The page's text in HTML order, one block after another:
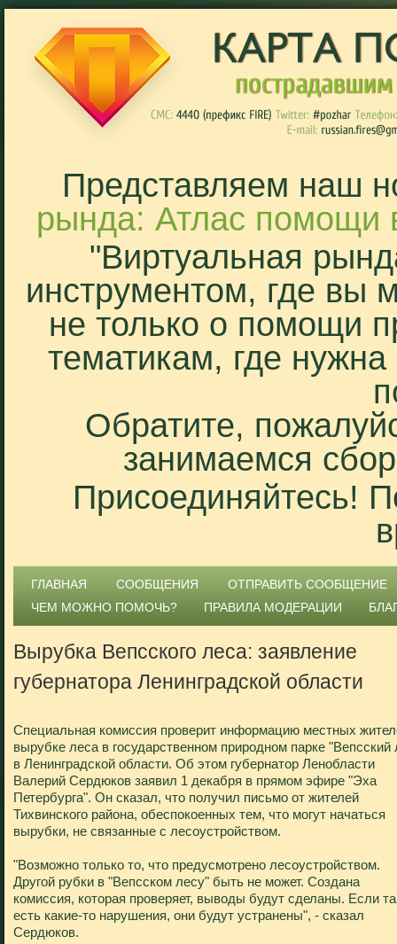
Представляем наш
рында: Атлас помощи
"Виртуальная
инструментом, где вы
не только о помощи
тематикам, где
Обратите,
занимаемся
Присоединяйтесь!
ГЛАВНАЯ СООБЩЕНИЯ
ОТПРАВИТЬ СООБЩЕНИЕ
ЧЕМ МОЖНО ПОМОЧЬ?
ПРАВИЛА МОДЕРАЦИИ
Вырубка Вепсского леса: заявление
губернатора Ленинградской области
Специальная комиссия проверит информацию местных
вырубке леса в государственном природном парке "Вепсский
в Ленинградской области. Об этом губернатор Ленобласти
Валерий Сердюков заявил 1 декабря в прямом эфире "Эха
Петербурга". Он сказал, что получил письмо от жителей
Тихвинского района, обеспокоенных тем, что могут начаться
вырубки, не связанные с лесоустройством.
"Возможно только то, что предусмотрено лесоустройством.
Другой рубки в "Вепсском лесу" быть не может. Создана
комиссия, которая проверяет, выводы будут сделаны. Если
есть какие-то нарушения, они будут устранены", - сказал
Сердюков.